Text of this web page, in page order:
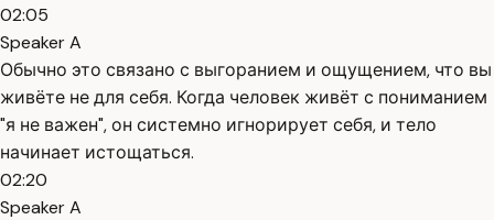
02:05
Speaker A
Обычно это связано с выгоранием и ощущением, что вы
живёте не для себя. Когда человек живёт с пониманием
"я не важен", он системно игнорирует себя, и тело
начинает истощаться.
02:20
Speaker A